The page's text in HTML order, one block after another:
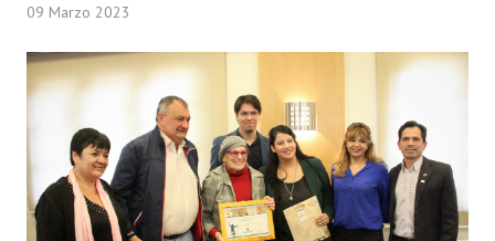
Informes de Unidad Coordinadora
Ejecución Presupuestaria
Actas de Audiencias Públicas
NORMATIVA
09 Marzo 2023